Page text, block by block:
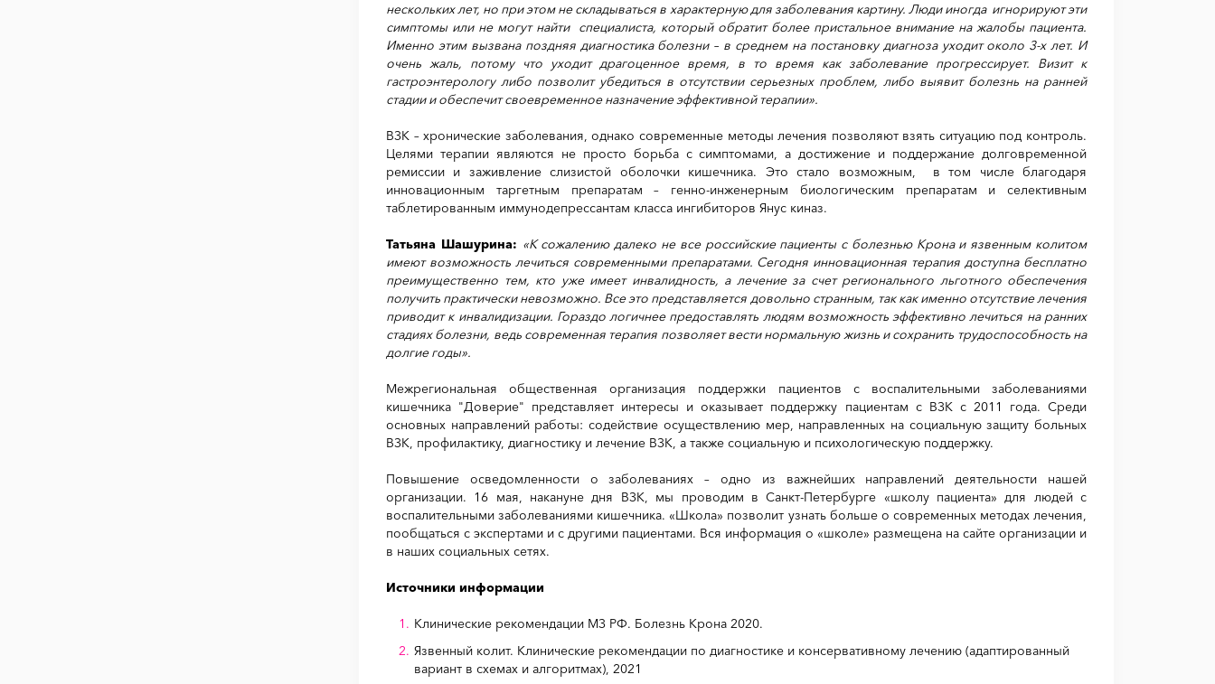
нескольких лет, но при этом не складываться в характерную для заболевания картину. Люди иногда игнорируют эти
симптомы или не могут найти специалиста, который обратит более пристальное внимание на жалобы пациента.
Именно этим вызвана поздняя диагностика болезни – в среднем на постановку диагноза уходит около 3-х лет. И
очень жаль, потому что уходит драгоценное время, в то время как заболевание прогрессирует. Визит к
гастроэнтерологу либо позволит убедиться в отсутствии серьезных проблем, либо выявит болезнь на ранней
стадии и обеспечит своевременное назначение эффективной терапии».
ВЗК – хронические заболевания, однако современные методы лечения позволяют взять ситуацию под контроль.
Целями терапии являются не просто борьба с симптомами, а достижение и поддержание долговременной
ремиссии и заживление слизистой оболочки кишечника. Это стало возможным, в том числе благодаря
инновационным таргетным препаратам – генно-инженерным биологическим препаратам и селективным
таблетированным иммунодепрессантам класса ингибиторов Янус киназ.
Татьяна Шашурина: «К сожалению далеко не все российские пациенты с болезнью Крона и язвенным колитом
имеют возможность лечиться современными препаратами. Сегодня инновационная терапия доступна бесплатно
преимущественно тем, кто уже имеет инвалидность, а лечение за счет регионального льготного обеспечения
получить практически невозможно. Все это представляется довольно странным, так как именно отсутствие лечения
приводит к инвалидизации. Гораздо логичнее предоставлять людям возможность эффективно лечиться на ранних
стадиях болезни, ведь современная терапия позволяет вести нормальную жизнь и сохранить трудоспособность на
долгие годы».
Межрегиональная общественная организация поддержки пациентов с воспалительными заболеваниями
кишечника "Доверие" представляет интересы и оказывает поддержку пациентам с ВЗК с 2011 года. Среди
основных направлений работы: содействие осуществлению мер, направленных на социальную защиту больных
ВЗК, профилактику, диагностику и лечение ВЗК, а также социальную и психологическую поддержку.
Повышение осведомленности о заболеваниях – одно из важнейших направлений деятельности нашей
организации. 16 мая, накануне дня ВЗК, мы проводим в Санкт-Петербурге «школу пациента» для людей с
воспалительными заболеваниями кишечника. «Школа» позволит узнать больше о современных методах лечения,
пообщаться с экспертами и с другими пациентами. Вся информация о «школе» размещена на сайте организации и
в наших социальных сетях.
Источники информации
Клинические рекомендации МЗ РФ. Болезнь Крона 2020.
Язвенный колит. Клинические рекомендации по диагностике и консервативному лечению (адаптированный
вариант в схемах и алгоритмах), 2021